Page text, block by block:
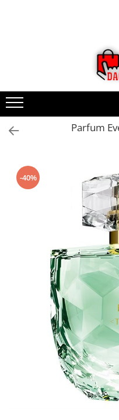
Parfum
-40%